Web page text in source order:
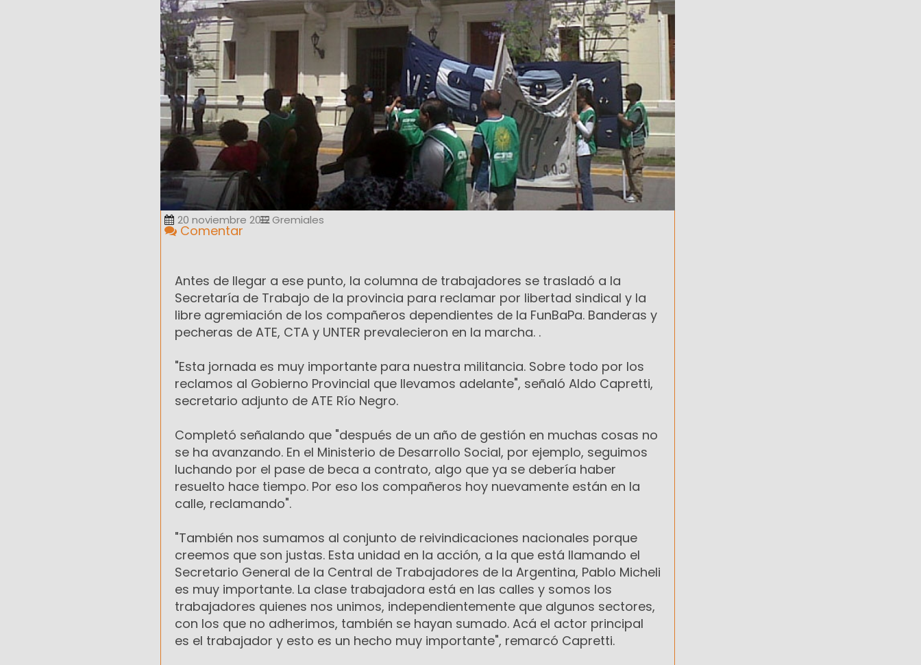
20 noviembre 2012Gremiales
Comentar
Antes de llegar a ese punto, la columna de trabajadores se trasladó a la
Secretaría de Trabajo de la provincia para reclamar por libertad sindical y la
libre agremiación de los compañeros dependientes de la FunBaPa. Banderas y
pecheras de ATE, CTA y UNTER prevalecieron en la marcha. .
"Esta jornada es muy importante para nuestra militancia. Sobre todo por los
reclamos al Gobierno Provincial que llevamos adelante", señaló Aldo Capretti,
secretario adjunto de ATE Río Negro.
Completó señalando que "después de un año de gestión en muchas cosas no
se ha avanzando. En el Ministerio de Desarrollo Social, por ejemplo, seguimos
luchando por el pase de beca a contrato, algo que ya se debería haber
resuelto hace tiempo. Por eso los compañeros hoy nuevamente están en la
calle, reclamando".
"También nos sumamos al conjunto de reivindicaciones nacionales porque
creemos que son justas. Esta unidad en la acción, a la que está llamando el
Secretario General de la Central de Trabajadores de la Argentina, Pablo Micheli
es muy importante. La clase trabajadora está en las calles y somos los
trabajadores quienes nos unimos, independientemente que algunos sectores,
con los que no adherimos, también se hayan sumado. Acá el actor principal
es el trabajador y esto es un hecho muy importante", remarcó Capretti.